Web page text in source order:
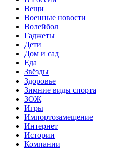
Вещи
Военные новости
Волейбол
Гаджеты
Дети
Дом и сад
Еда
Звёзды
Здоровье
Зимние виды спорта
ЗОЖ
Игры
Импортозамещение
Интернет
Истории
Компании